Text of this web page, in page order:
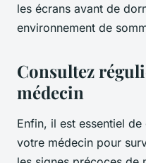
les écrans avant de
environnement de
Consultez
médecin
Enfin, il est essentiel
votre médecin pour